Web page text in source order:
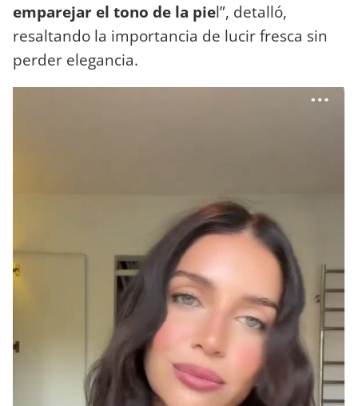
emparejar el tono de la piel”, detalló,
resaltando la importancia de lucir fresca sin
perder elegancia.